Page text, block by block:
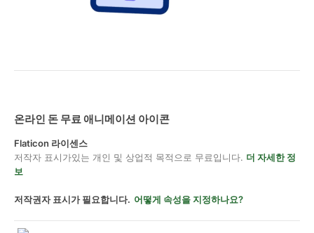
온라인 돈 무료 애니메이션 아이콘
Flaticon 라이센스
저작자 표시가있는 개인 및 상업적 목적으로 무료입니다. 더 자세한 정
보
저작권자 표시가 필요합니다. 어떻게 속성을 지정하나요?